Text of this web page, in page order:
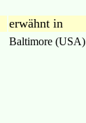
erwähnt in
Baltimore (USA)